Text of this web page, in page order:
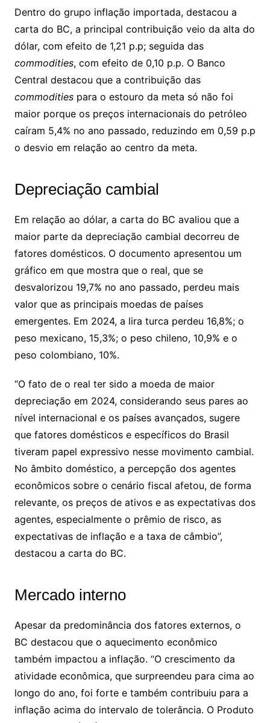
Dentro do grupo inflação importada, destacou a
carta do BC, a principal contribuição veio da alta do
dólar, com efeito de 1,21 p.p; seguida das
commodities, com efeito de 0,10 p.p. O Banco
Central destacou que a contribuição das
commoditiespara o estouro da meta só não foi
maior porque os preços internacionais do petróleo
caíram 5,4% no ano passado, reduzindo em 0,59 p.p
o desvio em relação ao centro da meta.
Depreciação cambial
Em relação ao dólar, a carta do BC avaliou que a
maior parte da depreciação cambial decorreu de
fatores domésticos. O documento apresentou um
gráfico em que mostra que o real, que se
desvalorizou 19,7% no ano passado, perdeu mais
valor que as principais moedas de países
emergentes. Em 2024, a lira turca perdeu 16,8%; o
peso mexicano, 15,3%; o peso chileno, 10,9% e o
peso colombiano, 10%.
“O fato de o real ter sido a moeda de maior
depreciação em 2024, considerando seus pares ao
nível internacional e os países avançados, sugere
que fatores domésticos e específicos do Brasil
tiveram papel expressivo nesse movimento cambial.
No âmbito doméstico, a percepção dos agentes
econômicos sobre o cenário fiscal afetou, de forma
relevante, os preços de ativos e as expectativas dos
agentes, especialmente o prêmio de risco, as
expectativas de inflação e a taxa de câmbio”,
destacou a carta do BC.
Mercado interno
Apesar da predominância dos fatores externos, o
BC destacou que o aquecimento econômico
também impactou a inflação. “O crescimento da
atividade econômica, que surpreendeu para cima ao
longo do ano, foi forte e também contribuiu para a
inflação acima do intervalo de tolerância. O Produto